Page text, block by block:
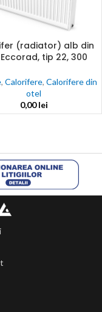
(radiator) alb din
tip 22, 300
,Calorifere,Calorifere din
otel
0,00lei